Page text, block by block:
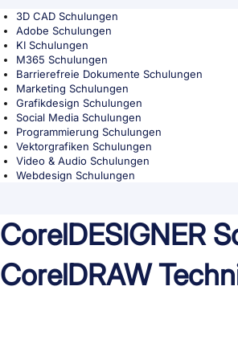
3D CAD Schulungen
Adobe Schulungen
KI Schulungen
M365 Schulungen
Barrierefreie Dokumente Schulungen
Marketing Schulungen
Grafikdesign Schulungen
Social Media Schulungen
Programmierung Schulungen
Vektorgrafiken Schulungen
Video & Audio Schulungen
Webdesign Schulungen
CorelDESIGNER
CorelDRAW